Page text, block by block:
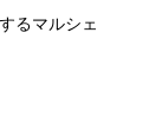
るマルシェ